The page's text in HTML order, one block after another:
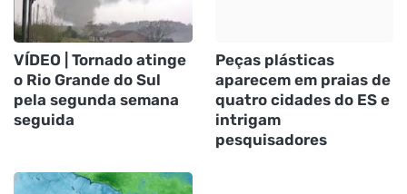
VÍDEO | Tornado atinge
o Rio Grande do Sul
pela segunda semana
seguida
Peças plásticas
aparecem em praias de
quatro cidades do ES e
intrigam
pesquisadores